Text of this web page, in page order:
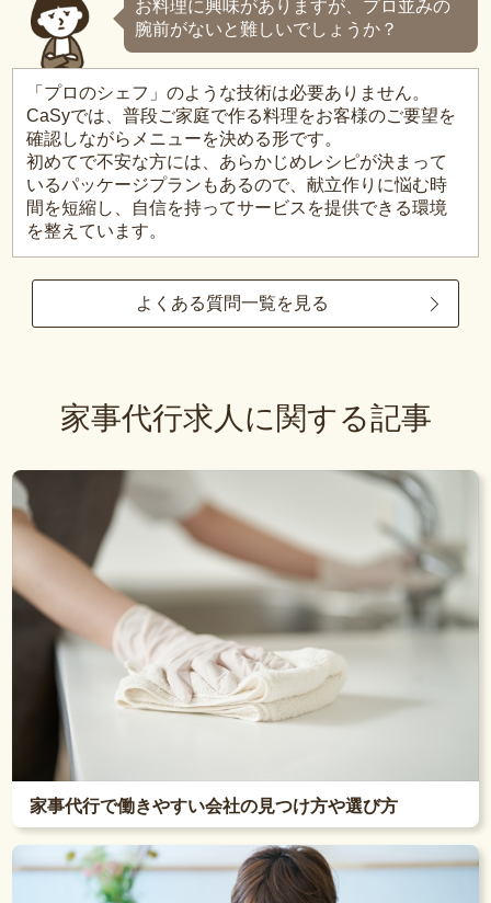
お料理に興味がありますが、プロ並みの
腕前がないと難しいでしょうか？
「プロのシェフ」のような技術は必要ありません。
CaSyでは、普段ご家庭で作る料理をお客様のご要望を
確認しながらメニューを決める形です。
初めてで不安な方には、あらかじめレシピが決まって
いるパッケージプランもあるので、献立作りに悩む時
間を短縮し、自信を持ってサービスを提供できる環境
を整えています。
よくある質問一覧を見る
家事代行求人に関する記事
家事代行で働きやすい会社の見つけ方や選び方